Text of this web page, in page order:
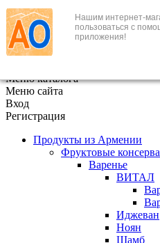
Нашим интернет-
пользоваться с
приложения!
+7 (495) 646-888-1
В корзине
Меню каталога
Меню сайта
Вход
Регистрация
Продукты из Армении
Фруктовые
Варенье
ВИТАЛ
Иджеван
Ноян
Шамб